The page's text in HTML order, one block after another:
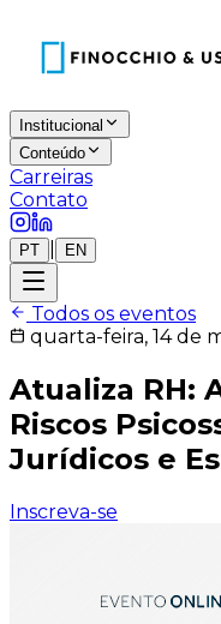
Institucional
Conteúdo
Carreiras
Contato
PT EN
Todos os eventos
quarta-feira, 14 de
Atualiza RH:
Riscos
Jurídicos e
Inscreva-se